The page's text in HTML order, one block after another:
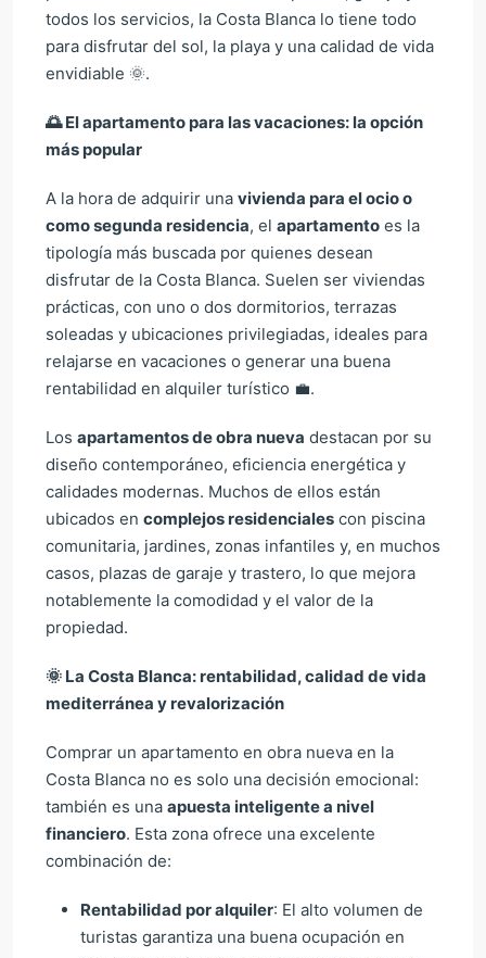
todos los servicios, la Costa Blanca lo tiene todo
para disfrutar del sol, la playa y una calidad de vida
envidiable 🌞.
🌅El apartamento para las vacaciones: la opción
más popular
A la hora de adquirir una vivienda para el ocio o
como segunda residencia, el apartamento es la
tipología más buscada por quienes desean
disfrutar de la Costa Blanca. Suelen ser viviendas
prácticas, con uno o dos dormitorios, terrazas
soleadas y ubicaciones privilegiadas, ideales para
relajarse en vacaciones o generar una buena
rentabilidad en alquiler turístico 💼.
Los apartamentos de obra nueva destacan por su
diseño contemporáneo, eficiencia energética y
calidades modernas. Muchos de ellos están
ubicados en complejos residenciales con piscina
comunitaria, jardines, zonas infantiles y, en muchos
casos, plazas de garaje y trastero, lo que mejora
notablemente la comodidad y el valor de la
propiedad.
🌞 La Costa Blanca: rentabilidad, calidad de vida
mediterránea y revalorización
Comprar un apartamento en obra nueva en la
Costa Blanca no es solo una decisión emocional:
también es una apuesta inteligente a nivel
financiero. Esta zona ofrece una excelente
combinación de:
Rentabilidad por alquiler: El alto volumen de
turistas garantiza una buena ocupación en